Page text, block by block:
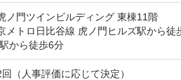
ノ門ツインビルディング 東棟11階
メトロ日比谷線 虎ノ門ヒルズ駅から徒
から徒歩6分
（人事評価に応じて決定）